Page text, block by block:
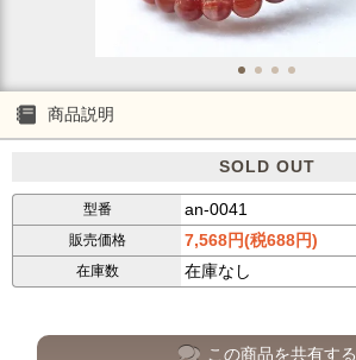
商品説明
SOLD OUT
型番 an-0041
販売価格 7,568円(税688円)
在庫数 在庫なし
この商品を共有する